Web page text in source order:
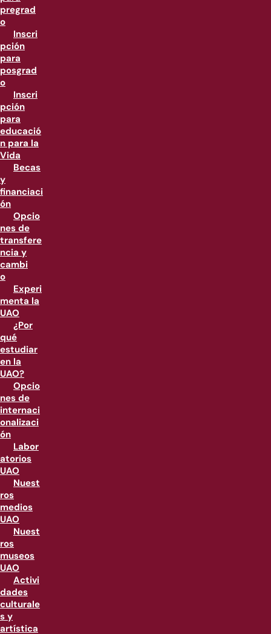
pregrad
o
Inscri
pción
para
posgrad
o
Inscri
pción
para
educació
n para la
Vida
Becas
y
financiaci
ón
Opcio
nes de
transfere
ncia y
cambi
o
Experi
menta la
UAO
¿Por
qué
estudiar
en la
UAO?
Opcio
nes de
internaci
onalizaci
ón
Labor
atorios
UAO
Nuest
ros
medios
UAO
Nuest
ros
museos
UAO
Activi
dades
culturale
s y
artística